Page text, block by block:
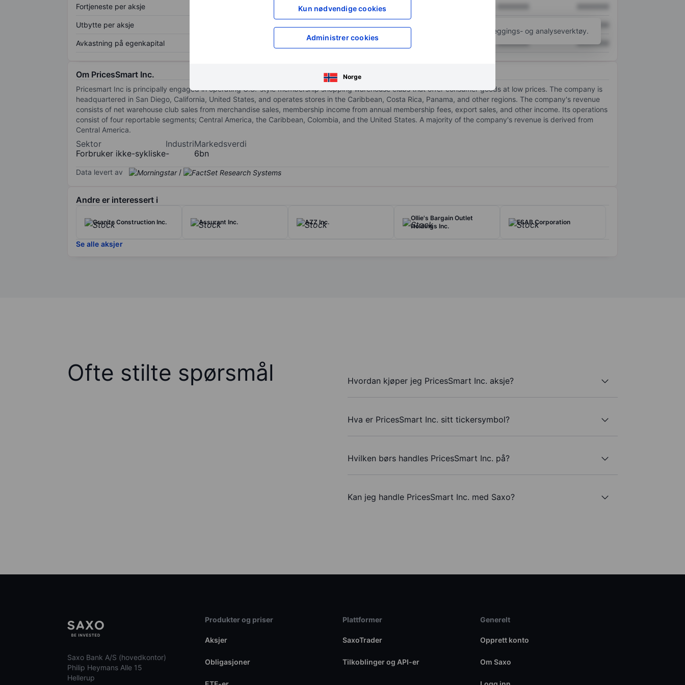
Kun nødvendige cookies
Administrer cookies
Norge
Fortjeneste per aksje XXXXXXX
Utbytte per aksje
Avkastning på egenkapital XXXXXXX XXXXXXX XXXXXXX
for å få tilgang til flere kartleggings- og analyseverktøy.
Om PricesSmart Inc.
Pricesmart Inc is principally engaged in operating U.S.-style membership shopping warehouse clubs that offer consumer goods at low prices. The company is
headquartered in San Diego, California, United States, and operates stores in the Caribbean, Costa Rica, Panama, and other regions. The company's revenue
consists of net warehouse club sales from merchandise sales, membership income from annual membership fees, export sales, and other income. Its operations
consist of four reportable segments; Central America, the Caribbean, Colombia, and the United States. A majority of the company's revenue is derived from
Central America.
Sektor
Forbruker ikke-sykliske
Industri
-
Markedsverdi
6bn
Data levert av /
Andre er interessert i
Granite Construction Inc. Assurant Inc. AZZ Inc.
Ollie's Bargain Outlet
Holdings Inc.
ESAB Corporation
Se alle aksjer
Ofte stilte spørsmål Hvordan kjøper jeg PricesSmart Inc. aksje?
Hva er PricesSmart Inc. sitt tickersymbol?
Hvilken børs handles PricesSmart Inc. på?
Kan jeg handle PricesSmart Inc. med Saxo?
Saxo Bank A/S (hovedkontor)
Philip Heymans Alle 15
Hellerup
Produkter og priser
Aksjer
Obligasjoner
Plattformer
SaxoTrader
Tilkoblinger og API-er
Generelt
Opprett konto
Om Saxo